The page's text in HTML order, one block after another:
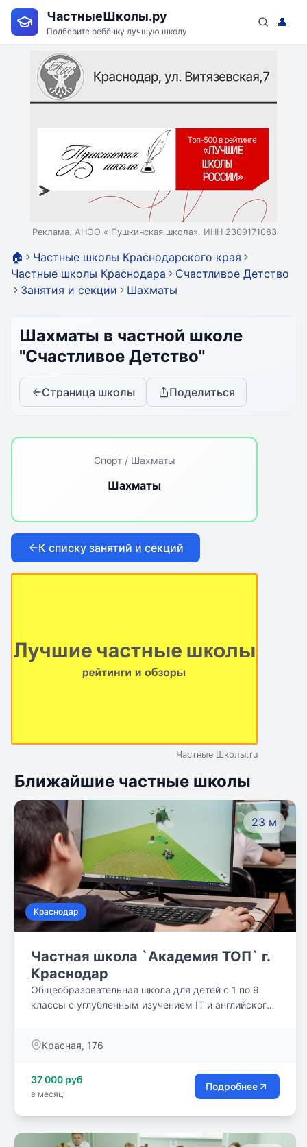
ЧастныеШколы.ру
Подберите ребёнку лучшую школу
👤
Реклама. АНОО « Пушкинская школа». ИНН 2309171083
🏠
Частные школы Краснодарского края
Частные школы Краснодара
Счастливое Детство
Занятия и секции
Шахматы
Шахматы в частной школе
"Счастливое Детство"
Страница школы Поделиться
Спорт / Шахматы
Шахматы
К списку занятий и секций
Частные Школы.ru
Ближайшие частные школы
23 м
Краснодар
Частная школа `Академия ТОП` г.
Краснодар
Общеобразовательная школа для детей с 1 по 9
классы с углубленным изучением IT и английского
Красная, 176
37 000 руб
в месяц
Подробнее